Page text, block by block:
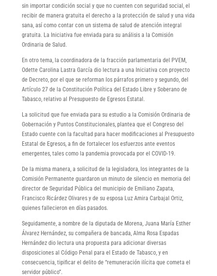
sin importar condición social y que no cuenten con seguridad social, el
recibir de manera gratuita el derecho a la protección de salud y una vida
sana, así como contar con un sistema de salud de atención integral
gratuita. La Iniciativa fue enviada para su análisis a la Comisión
Ordinaria de Salud.
En otro tema, la coordinadora de la fracción parlamentaria del PVEM,
Odette Carolina Lastra García dio lectura a una Iniciativa con proyecto
de Decreto, por el que se reforman los párrafos primero y segundo, del
Artículo 27 de la Constitución Política del Estado Libre y Soberano de
Tabasco, relativo al Presupuesto de Egresos Estatal.
La solicitud que fue enviada para su estudio a la Comisión Ordinaria de
Gobernación y Puntos Constitucionales, plantea que el Congreso del
Estado cuente con la facultad para hacer modificaciones al Presupuesto
Estatal de Egresos, a fin de fortalecer los esfuerzos ante eventos
emergentes, tales como la pandemia provocada por el COVID-19.
De la misma manera, a solicitud de la legisladora, los integrantes de la
Comisión Permanente guardaron un minuto de silencio en memoria del
director de Seguridad Pública del municipio de Emiliano Zapata,
Francisco Ricárdez Olivares y de su esposa Luz Amira Carbajal Ortiz,
quienes fallecieron en días pasados.
Seguidamente, a nombre de la diputada de Morena, Juana María Esther
Álvarez Hernández, su compañera de bancada, Alma Rosa Espadas
Hernández dio lectura una propuesta para adicionar diversas
disposiciones al Código Penal para el Estado de Tabasco, y en
consecuencia, tipificar el delito de “remuneración ilícita que cometa el
servidor público”.